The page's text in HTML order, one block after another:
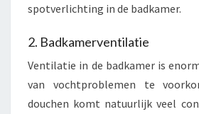
spotverlichting in de badkamer.
2. Badkamerventilatie
Ventilatie in de badkamer is
van vochtproblemen te
douchen komt natuurlijk veel